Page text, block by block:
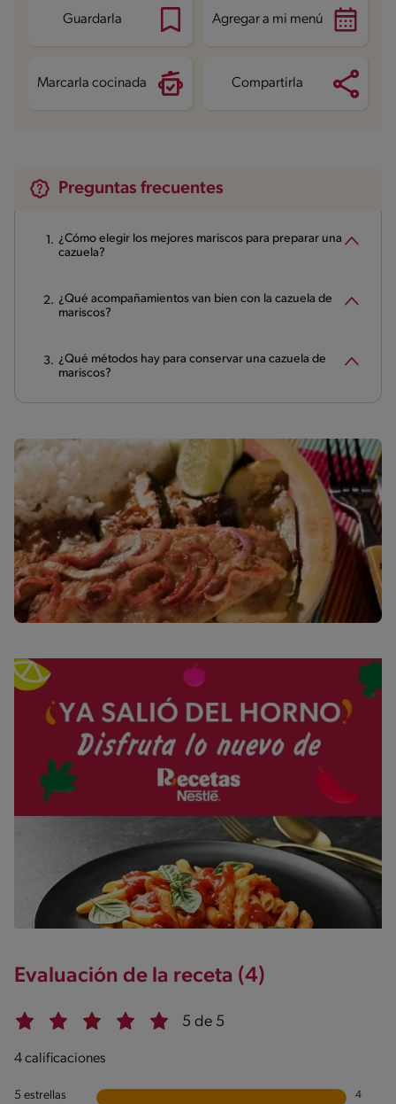
Proteína
Grasas saturadas 4.3 g
Guardarla Agregar a mi menú
Marcarla cocinada Compartirla
Preguntas frecuentes
¿Cómo elegir los mejores mariscos para preparar una
cazuela?
¿Qué acompañamientos van bien con la cazuela de
mariscos?
¿Qué métodos hay para conservar una cazuela de
mariscos?
Evaluación de la receta (4)
5 de 5
4 calificaciones
5 estrellas 4